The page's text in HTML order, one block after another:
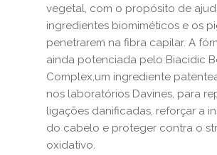
vegetal, com o propósito de
ingredientes biomiméticos e os
penetrarem na fibra capilar. A
ainda potenciada pelo Biacidic
Complex,um ingrediente
nos laboratórios Davines, para
ligações danificadas, reforçar a
do cabelo e proteger contra o
oxidativo.